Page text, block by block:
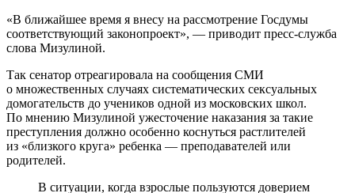
«В ближайшее время я внесу на рассмотрение Госдумы
соответствующий законопроект», — приводит пресс-служба
слова Мизулиной.
Так сенатор отреагировала на сообщения СМИ
о множественных случаях систематических сексуальных
домогательств до учеников одной из московских школ.
По мнению Мизулиной ужесточение наказания за такие
преступления должно особенно коснуться растлителей
из «близкого круга» ребенка — преподавателей или
родителей.
В ситуации, когда взрослые пользуются доверием